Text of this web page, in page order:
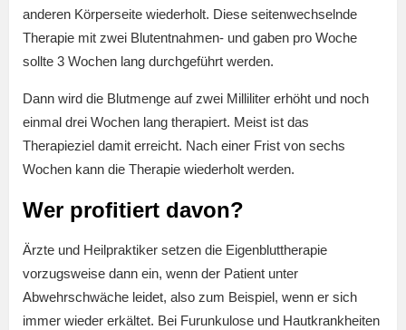
anderen Körperseite wiederholt. Diese seitenwechselnde
Therapie mit zwei Blutentnahmen- und gaben pro Woche
sollte 3 Wochen lang durchgeführt werden.
Dann wird die Blutmenge auf zwei Milliliter erhöht und noch
einmal drei Wochen lang therapiert. Meist ist das
Therapieziel damit erreicht. Nach einer Frist von sechs
Wochen kann die Therapie wiederholt werden.
Wer profitiert davon?
Ärzte und Heilpraktiker setzen die Eigenbluttherapie
vorzugsweise dann ein, wenn der Patient unter
Abwehrschwäche leidet, also zum Beispiel, wenn er sich
immer wieder erkältet. Bei Furunkulose und Hautkrankheiten